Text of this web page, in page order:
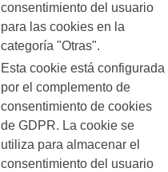
consentimiento del usuario
para las cookies en la
categoría "Otras".
Esta cookie está configurada
por el complemento de
consentimiento de cookies
de GDPR. La cookie se
utiliza para almacenar el
consentimiento del usuario